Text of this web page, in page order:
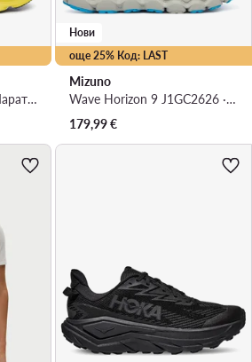
Bondi 9 M 1162011 · Маратонки за бягане
още 25% Код: LAST
Нови
Mizuno
Wave Horizon 9 J1GC2626 · Маратонки за бягане
179,99€